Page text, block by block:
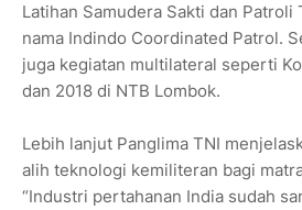
Latihan Samudera Sakti dan
nama Indindo Coordinated Patrol.
juga kegiatan multilateral seperti
dan 2018 di NTB Lombok.
Lebih lanjut Panglima TNI
alih teknologi kemiliteran bagi
“Industri pertahanan India sudah